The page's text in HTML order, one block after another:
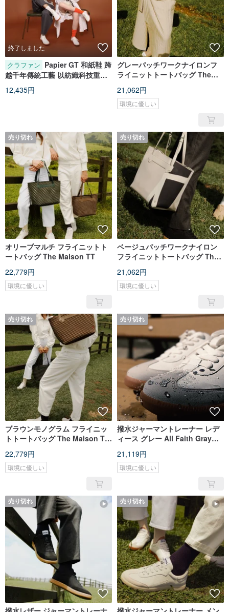
終了しました
クラファン Papier GT 和紙鞋 跨
越千年傳統工藝 以紡織科技重新
詮釋歷史經典
12,435円
グレーパッチワークナイロンフ
ライニットトートバッグ The
21,062円
環境に優しい
売り切れ
オリーブマルチ フライニットト
ートバッグ The Maison TT
22,779円
環境に優しい
売り切れ
ベージュパッチワークナイロン
フライニットトートバッグ The
21,062円
環境に優しい
売り切れ
ブラウンモノグラム フライニッ
トトートバッグ The Maison TT
22,779円
環境に優しい
売り切れ
撥水ジャーマントレーナー レデ
ィース グレー All Faith Gray
21,119円
環境に優しい
売り切れ 売り切れ